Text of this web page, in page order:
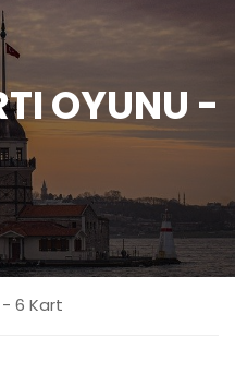
OYUNU -
- 6 Kart